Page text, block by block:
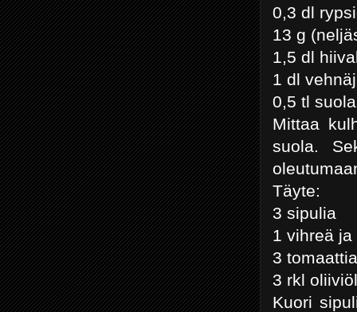
0,3 dl
13 g
1,5 dl
1 dl
0,5 tl
Mittaa
suola.
Täyte:
3 sipulia
1 vihreä
3 tomaattia
3 rkl
Kuori